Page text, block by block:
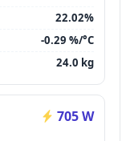
22.02%
-0.29 %/°C
24.0 kg
705 W